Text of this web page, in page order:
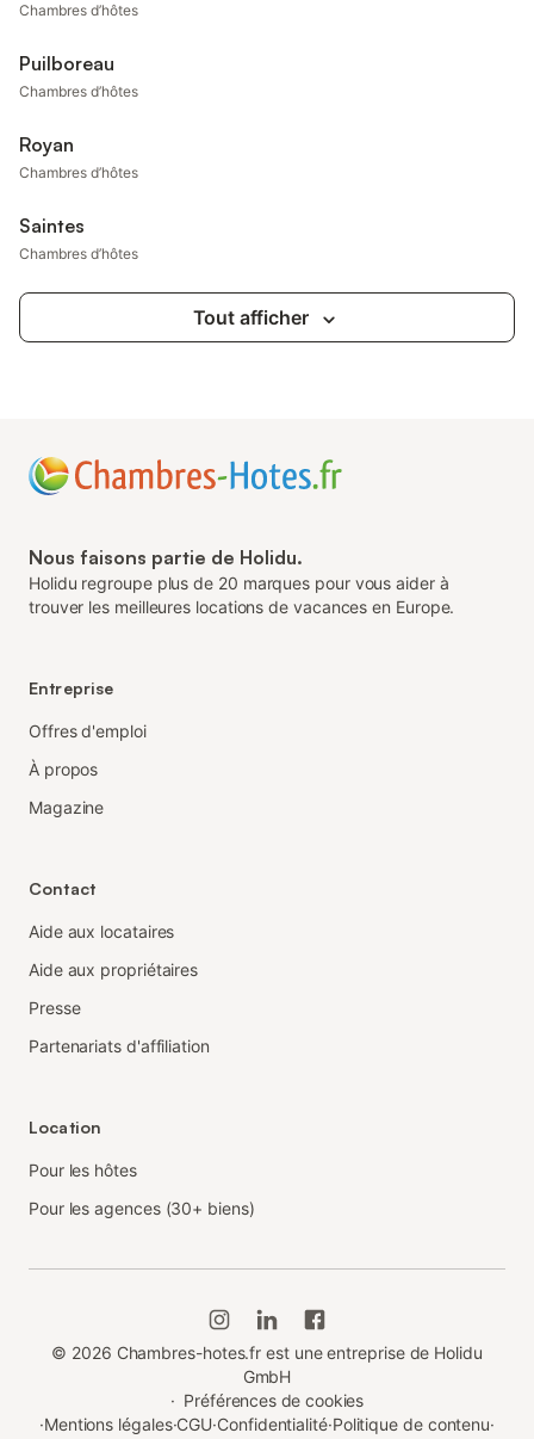
Chambres d’hôtes
Puilboreau
Chambres d’hôtes
Royan
Chambres d’hôtes
Saintes
Chambres d’hôtes
Tout afficher
Nous faisons partie de Holidu.
Holidu regroupe plus de 20 marques pour vous aider à
trouver les meilleures locations de vacances en Europe.
Entreprise
Offres d'emploi
À propos
Magazine
Contact
Aide aux locataires
Aide aux propriétaires
Presse
Partenariats d'affiliation
Location
Pour les hôtes
Pour les agences (30+ biens)
© 2026 Chambres-hotes.fr est une entreprise de Holidu
GmbH
· Préférences de cookies
·Mentions légales·CGU·Confidentialité·Politique de contenu·